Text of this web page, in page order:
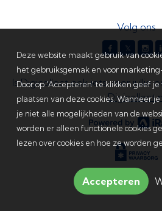
Volg ons
𝕏
Is Digicollect ook iets voor jullie
Deze website maakt gebruik van
het gebruiksgemak en voor
Door op 'Accepteren' te klikken geef
plaatsen van deze cookies. Wanneer
je niet alle mogelijkheden van de
worden er alleen functionele cookies
lezen over cookies en hoe ze worden
Accepteren